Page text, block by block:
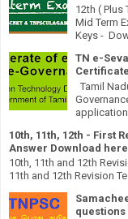
12th ( Plus
Mid Term
Keys -
TN e-
Tamil
application
10th, 11th, 12th - First
Answer Download here
10th, 11th and 12th
11th and 12th Revision
questions